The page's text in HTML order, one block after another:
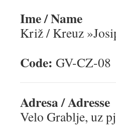
Ime / Name
Križ / Kreuz
Code:
Adresa / Adresse
Velo Grablje, uz